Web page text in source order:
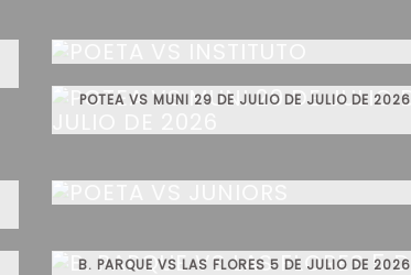
POTEA VS MUNI 29 DE JULIO DE JULIO DE 2026
B. PARQUE VS LAS FLORES 5 DE JULIO DE 2026